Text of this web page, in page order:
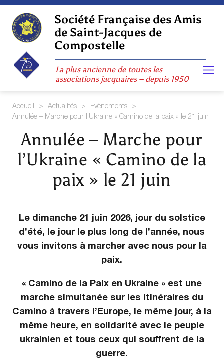
Skip
content
Société Française des Amis
de Saint-Jacques de
Compostelle
La plus ancienne de toutes les
associations jacquaires – depuis 1950
Accueil > Actualités > Evènements
>
Annulée – Marche pour l’Ukraine « Camino de la paix » le 21 juin
Annulée – Marche pour
l’Ukraine « Camino de la
paix » le 21 juin
Le dimanche 21 juin 2026, jour du solstice
d’été, le jour le plus long de l’année, nous
vous invitons à marcher avec nous pour la
paix.
« Camino de la Paix en Ukraine » est une
marche simultanée sur les itinéraires du
Camino à travers l’Europe, le même jour, à la
même heure, en solidarité avec le peuple
ukrainien et tous ceux qui souffrent de la
guerre.